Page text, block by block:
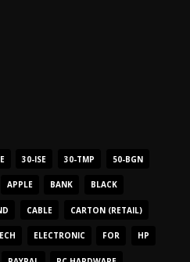
30-ISE 30-TMP 50-BGN
APPLE BANK BLACK
CABLE CARTON (RETAIL)
ELECTRONIC FOR HP